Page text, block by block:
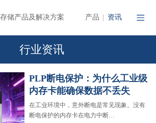
储产品及解决方案 产品 资讯
行业资讯
PLP断电保护：为什么工业级
内存卡能确保数据不丢失
在工业环境中，意外断电是常见现象。没有
断电保护的内存卡在电力中断…